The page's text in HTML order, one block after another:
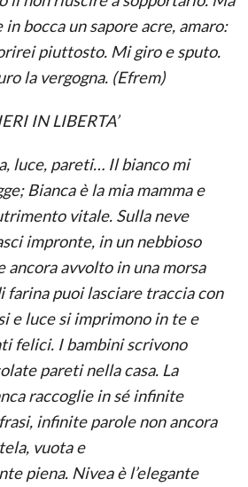
in bocca un sapore acre, amaro:
piuttosto. Mi giro e sputo.
la vergogna. (Efrem)
IN LIBERTA’
luce, pareti… Il bianco mi
Bianca è la mia mamma e
vitale. Sulla neve
impronte, in un nebbioso
avvolto in una morsa
farina puoi lasciare traccia con
e luce si imprimono in te e
felici. I bambini scrivono
pareti nella casa. La
raccoglie in sé infinite
infinite parole non ancora
vuota e
piena. Nivea è l’elegante